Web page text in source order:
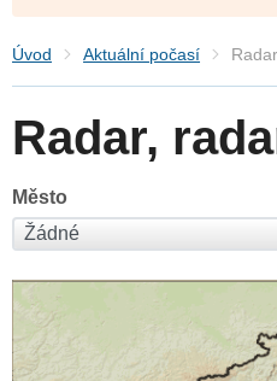
Úvod Aktuální počasí
Radar,
Město